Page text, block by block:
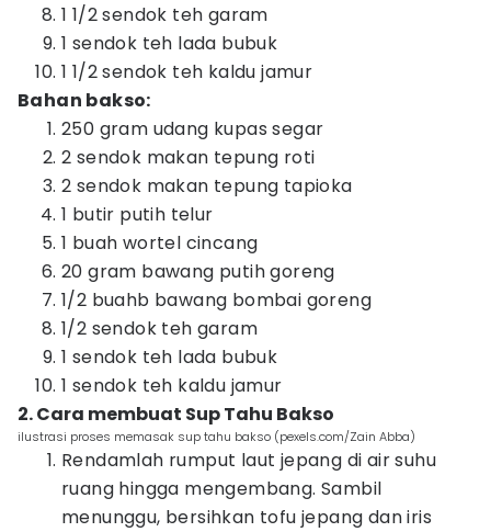
1 1/2 sendok teh garam
1 sendok teh lada bubuk
1 1/2 sendok teh kaldu jamur
Bahan bakso:
250 gram udang kupas segar
2 sendok makan tepung roti
2 sendok makan tepung tapioka
1 butir putih telur
1 buah wortel cincang
20 gram bawang putih goreng
1/2 buahb bawang bombai goreng
1/2 sendok teh garam
1 sendok teh lada bubuk
1 sendok teh kaldu jamur
2. Cara membuat Sup Tahu Bakso
ilustrasi proses memasak sup tahu bakso (pexels.com/Zain Abba)
Rendamlah rumput laut jepang di air suhu
ruang hingga mengembang. Sambil
menunggu, bersihkan tofu jepang dan iris